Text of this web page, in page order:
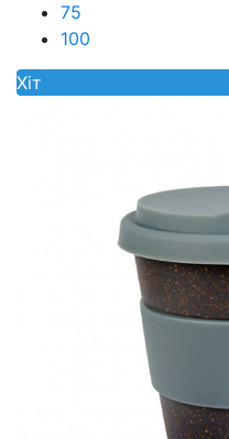
75
100
Хiт